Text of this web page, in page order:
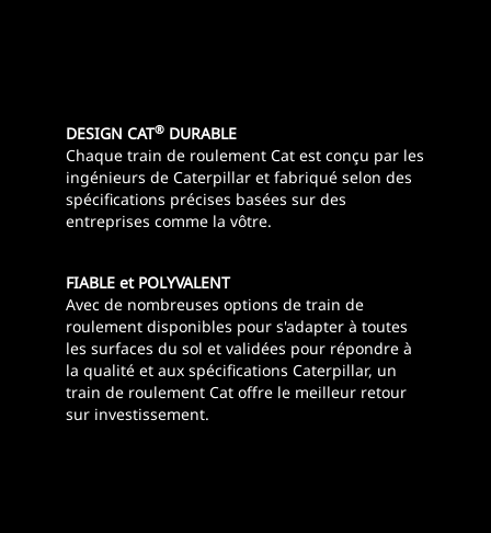
DESIGN CAT® DURABLE
Chaque train de roulement Cat est conçu par les
ingénieurs de Caterpillar et fabriqué selon des
spécifications précises basées sur des
entreprises comme la vôtre.
FIABLE et POLYVALENT
Avec de nombreuses options de train de
roulement disponibles pour s'adapter à toutes
les surfaces du sol et validées pour répondre à
la qualité et aux spécifications Caterpillar, un
train de roulement Cat offre le meilleur retour
sur investissement.